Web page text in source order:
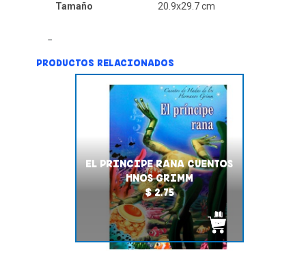
Tamaño 20.9x29.7 cm
PRODUCTOS RELACIONADOS
EL PRINCIPE RANA CUENTOS
HNOS GRIMM
$ 2.75